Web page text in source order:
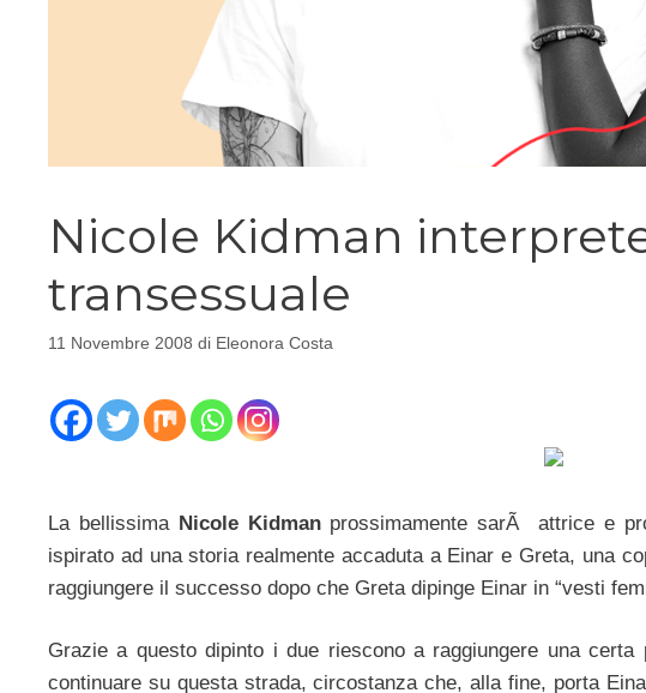
Nicole Kidman
transessuale
11 Novembre 2008 di Eleonora Costa
La bellissima Nicole Kidmanprossimamente sarÃ attrice e
ispirato ad una storia realmente accaduta a Einar e Greta, una
raggiungere il successo dopo che Greta dipinge Einar in “vesti
Grazie a questo dipinto i due riescono a raggiungere una
continuare su questa strada, circostanza che, alla fine, porta